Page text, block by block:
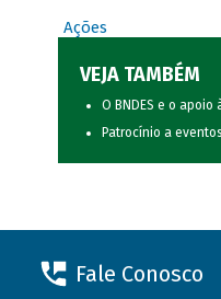
Ações
VEJA TAMBÉM
O BNDES e o apoio
Patrocínio a
Fale Conosco